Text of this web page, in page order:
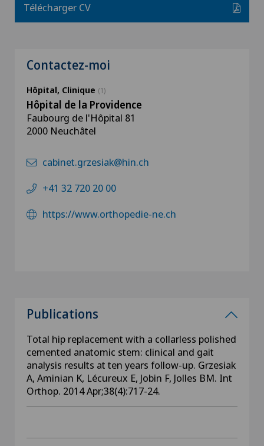
Télécharger CV
Contactez-moi
Hôpital, Clinique (1)
Hôpital de la Providence
Faubourg de l'Hôpital 81
2000 Neuchâtel
cabinet.grzesiak@hin.ch
+41 32 720 20 00
https://www.orthopedie-ne.ch
Publications
Total hip replacement with a collarless polished
cemented anatomic stem: clinical and gait
analysis results at ten years follow-up. Grzesiak
A, Aminian K, Lécureux E, Jobin F, Jolles BM. Int
Orthop. 2014 Apr;38(4):717-24.